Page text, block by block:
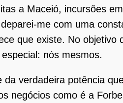
a Maceió, incursões
me com uma
que existe. No objetivo
nós mesmos.
verdadeira potência
negócios como é a